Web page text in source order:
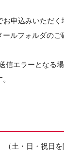
申込みいただ
ルフォルダのご
信エラーとなる
土・日・祝日を